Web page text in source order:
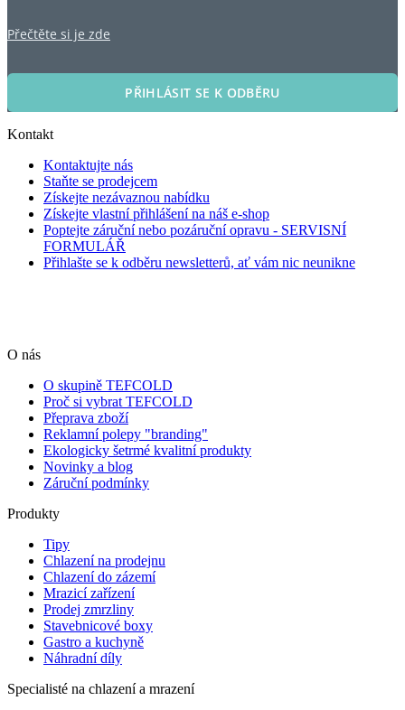
Přečtěte si je zde
PŘIHLÁSIT SE K ODBĚRU
Kontakt
Kontaktujte nás
Staňte se prodejcem
Získejte nezávaznou nabídku
Získejte vlastní přihlášení na náš e-shop
Poptejte záruční nebo pozáruční opravu - SERVISNÍ
FORMULÁŘ
Přihlašte se k odběru newsletterů, ať vám nic neunikne
O nás
O skupině TEFCOLD
Proč si vybrat TEFCOLD
Přeprava zboží
Reklamní polepy "branding"
Ekologicky šetrmé kvalitní produkty
Novinky a blog
Záruční podmínky
Produkty
Tipy
Chlazení na prodejnu
Chlazení do zázemí
Mrazicí zařízení
Prodej zmrzliny
Stavebnicové boxy
Gastro a kuchyně
Náhradní díly
Specialisté na chlazení a mrazení